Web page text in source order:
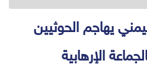
يهاجم الحوثيين
الإرهابية